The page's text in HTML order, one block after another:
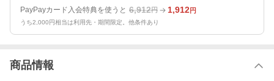
PayPayカード入会特典を使うと 6,912円 1,912円
うち2,000円相当は利用先・期間限定。他条件あり
商品情報